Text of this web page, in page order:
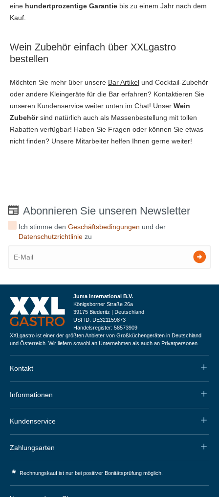
eine hundertprozentige Garantie bis zu einem Jahr nach dem
Kauf.
Wein Zubehör einfach über XXLgastro
bestellen
Möchten Sie mehr über unsere Bar Artikel und Cocktail-Zubehör
oder andere Kleingeräte für die Bar erfahren? Kontaktieren Sie
unseren Kundenservice weiter unten im Chat! Unser Wein
Zubehörsind natürlich auch als Massenbestellung mit tollen
Rabatten verfügbar! Haben Sie Fragen oder können Sie etwas
nicht finden? Unsere Mitarbeiter helfen Ihnen gerne weiter!
Abonnieren Sie unseren Newsletter
Ich stimme denGeschäftsbedingungen und der
Datenschutzrichtlinie zu
Juma International B.V.
Königsborner Straße 26a
39175 Biederitz | Deutschland
USt-ID: DE321159873
Handelsregister: 58573909
XXLgastro ist einer der größten Anbieter von Großküchengeräten in Deutschland
und Österreich. Wir liefern sowohl an Unternehmen als auch an Privatpersonen.
Kontakt
Informationen
Kundenservice
Zahlungsarten
* Rechnungskauf ist nur bei positiver Bonitätsprüfung möglich.